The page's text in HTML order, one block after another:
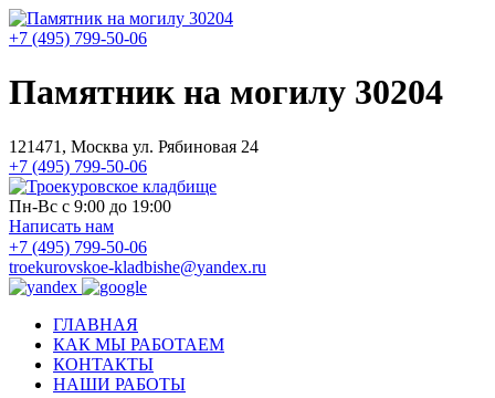
+7 (495) 799-50-06
Памятник на могилу 30204
121471, Москва ул. Рябиновая 24
+7 (495) 799-50-06
Пн-Вс с 9:00 до 19:00
Написать нам
+7 (495) 799-50-06
troekurovskoe-kladbishe@yandex.ru
ГЛАВНАЯ
КАК МЫ РАБОТАЕМ
КОНТАКТЫ
НАШИ РАБОТЫ